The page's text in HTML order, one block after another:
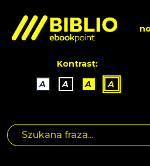
Kontrast:
A
A A A